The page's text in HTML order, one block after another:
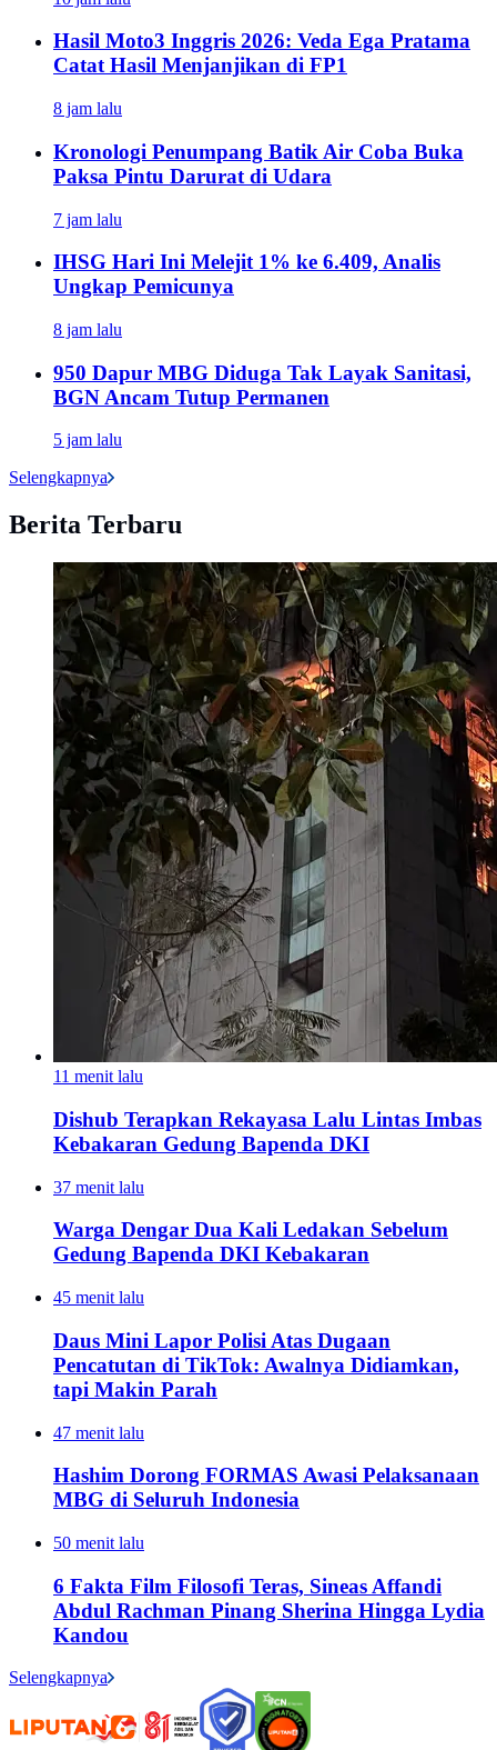
Hasil Moto3 Inggris 2026: Veda Ega Pratama
Catat Hasil Menjanjikan di FP1
8 jam lalu
Kronologi Penumpang Batik Air Coba Buka
Paksa Pintu Darurat di Udara
7 jam lalu
IHSG Hari Ini Melejit 1% ke 6.409, Analis
Ungkap Pemicunya
8 jam lalu
950 Dapur MBG Diduga Tak Layak Sanitasi,
BGN Ancam Tutup Permanen
5 jam lalu
Selengkapnya
Berita Terbaru
11 menit lalu
Dishub Terapkan Rekayasa Lalu Lintas Imbas
Kebakaran Gedung Bapenda DKI
37 menit lalu
Warga Dengar Dua Kali Ledakan Sebelum
Gedung Bapenda DKI Kebakaran
45 menit lalu
Daus Mini Lapor Polisi Atas Dugaan
Pencatutan di TikTok: Awalnya Didiamkan,
tapi Makin Parah
47 menit lalu
Hashim Dorong FORMAS Awasi Pelaksanaan
MBG di Seluruh Indonesia
50 menit lalu
6 Fakta Film Filosofi Teras, Sineas Affandi
Abdul Rachman Pinang Sherina Hingga Lydia
Kandou
Selengkapnya